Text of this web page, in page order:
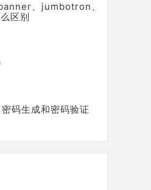
、jumbotron、
区别
码生成和密码验证